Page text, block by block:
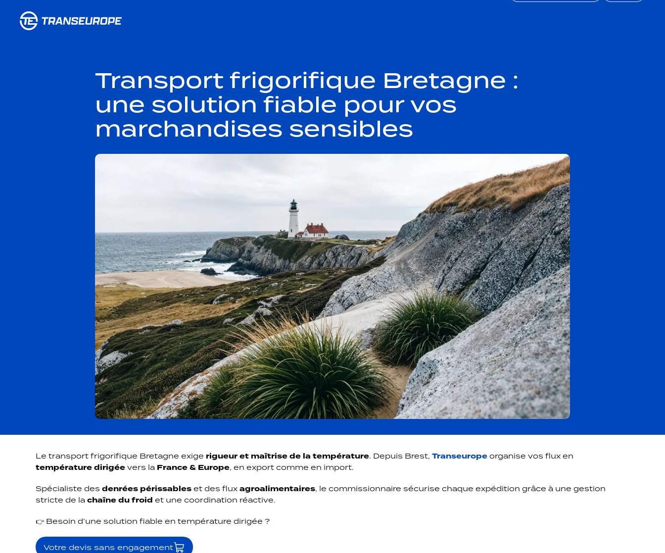
Transport frigorifique Bretagne :
une solution fiable pour vos
marchandises sensibles
Le transport frigorifique Bretagne exige rigueur et maîtrise de la température. Depuis Brest, Transeurope organise vos flux en
température dirigée vers la France & Europe, en export comme en import.
Spécialiste des denrées périssables et des flux agroalimentaires, le commissionnaire sécurise chaque expédition grâce à une gestion
stricte de la chaîne du froid et une coordination réactive.
👉 Besoin d’une solution fiable en température dirigée ?
Votre devis sans engagement